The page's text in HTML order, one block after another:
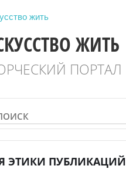
ЖИТЬ
ПОРТАЛ
ЭТИКИ ПУБЛИКАЦИЙ